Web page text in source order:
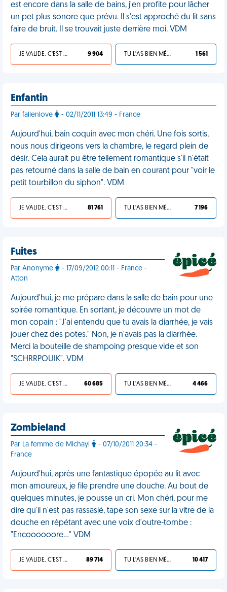
est encore dans la salle de bains, j'en profite pour lâcher
un pet plus sonore que prévu. Il s'est approché du lit sans
faire de bruit. Il se trouvait juste derrière moi. VDM
JE VALIDE, C'EST UNE VDM 9 904 TU L'AS BIEN MÉRITÉ 1 561
Enfantin
Par fallenlove - 02/11/2011 13:49 - France
Aujourd'hui, bain coquin avec mon chéri. Une fois sortis,
nous nous dirigeons vers la chambre, le regard plein de
désir. Cela aurait pu être tellement romantique s'il n'était
pas retourné dans la salle de bain en courant pour "voir le
petit tourbillon du siphon". VDM
JE VALIDE, C'EST UNE VDM 81 761 TU L'AS BIEN MÉRITÉ 7 196
Fuites
Par Anonyme
- 17/09/2012 00:11 - France -
Atton
Aujourd'hui, je me prépare dans la salle de bain pour une
soirée romantique. En sortant, je découvre un mot de
mon copain : "J'ai entendu que tu avais la diarrhée, je vais
jouer chez des potes." Non, je n'avais pas la diarrhée.
Merci la bouteille de shampoing presque vide et son
"SCHRRPOUIK". VDM
JE VALIDE, C'EST UNE VDM 60 685 TU L'AS BIEN MÉRITÉ 4 466
Zombieland
Par La femme de Michayl
- 07/10/2011 20:34 -
France
Aujourd'hui, après une fantastique épopée au lit avec
mon amoureux, je file prendre une douche. Au bout de
quelques minutes, je pousse un cri. Mon chéri, pour me
dire qu'il n'est pas rassasié, tape son sexe sur la vitre de la
douche en répétant avec une voix d'outre-tombe :
"Encoooooore…" VDM
JE VALIDE, C'EST UNE VDM 89 714 TU L'AS BIEN MÉRITÉ 10 417